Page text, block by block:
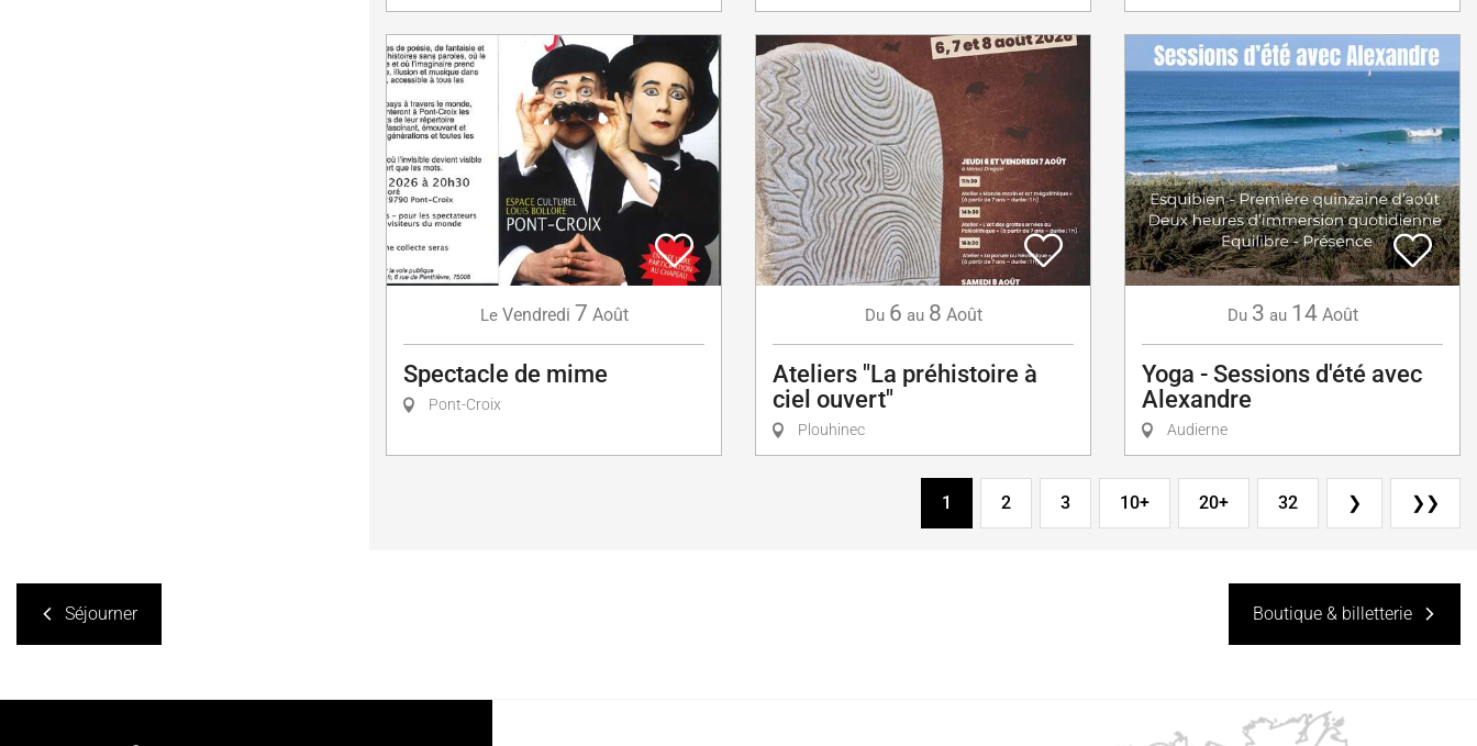
Le Vendredi 7 Août
Spectacle de mime
Pont-Croix
Du 6 au 8 Août
Ateliers "La préhistoire à
ciel ouvert"
Plouhinec
Du 3 au 14 Août
Yoga - Sessions d'été avec
Alexandre
Audierne
1 2 3 10+ 20+ 32 ❯ ❯❯
Séjourner Boutique & billetterie